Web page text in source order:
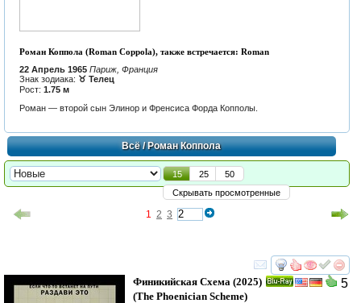
Роман Коппола (Roman Coppola), также встречается: Roman
22 Апрель 1965 Париж, Франция
Знак зодиака: ♉ Телец
Рост: 1.75 м
Роман — второй сын Элинори Френсиса Форда Копполы.
Всё/ Роман Коппола
15 25
50
Скрывать просмотренные
1 2 3
смотреть
5
Финикийская Схема (2025)
(The Phoenician Scheme)